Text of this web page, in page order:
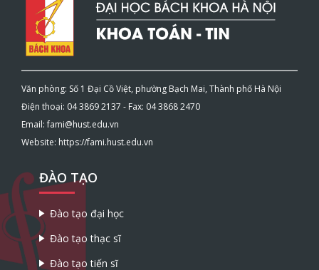
Văn phòng: Số 1 Đại Cồ Việt, phường Bạch Mai, Thành phố Hà Nội
Điện thoại: 04 3869 2137 - Fax: 04 3868 2470
Email: fami@hust.edu.vn
Website: https://fami.hust.edu.vn
ĐÀO TẠO
Đào tạo đại học
Đào tạo thạc sĩ
Đào tạo tiến sĩ